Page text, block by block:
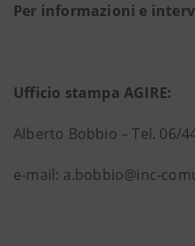
Per informazioni e
Ufficio stampa AGIRE:
Alberto Bobbio – Tel. 06/
e‐mail: